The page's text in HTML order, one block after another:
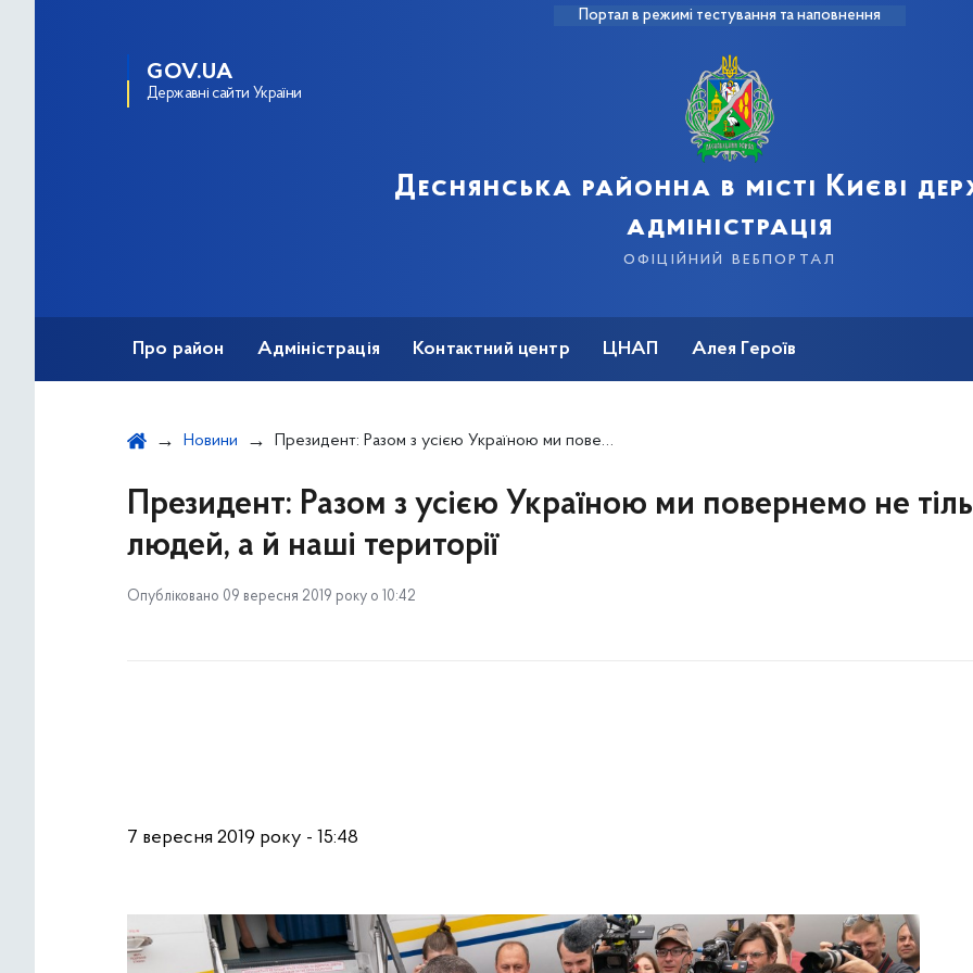
Портал в режимі тестування та наповнення
GOV.UA
Державні сайти України
Деснянська районна в місті Києві
адміністрація
офіційний вебпортал
Про район Адміністрація Контактний центр ЦНАП Алея Героїв
Новини Президент: Разом з усією Україною ми повернемо не тільки людей, а й наші території
Президент: Разом з усією Україною ми повернемо не
людей, а й наші території
Опубліковано 09 вересня 2019 року о 10:42
7 вересня 2019 року - 15:48